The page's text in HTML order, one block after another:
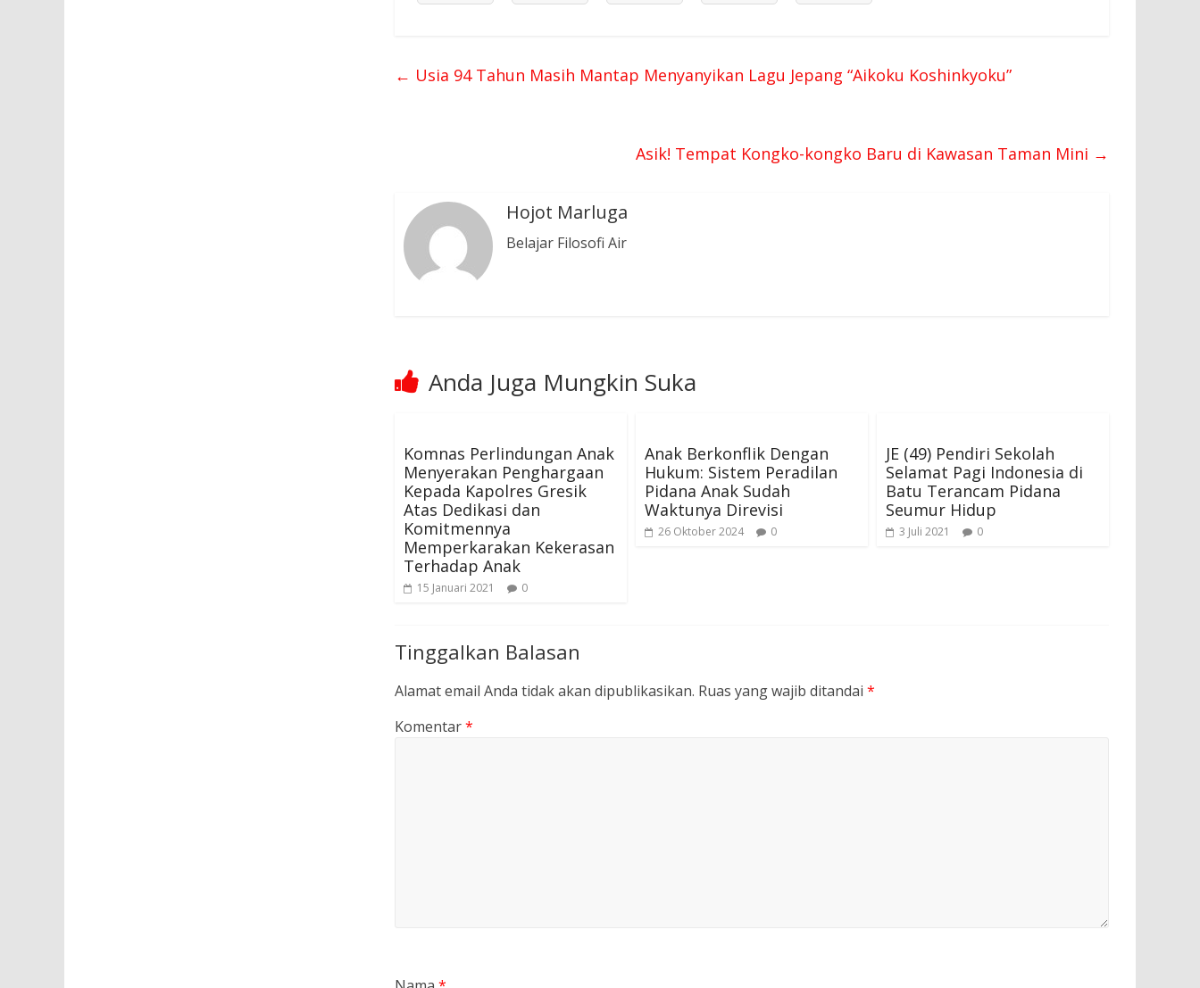
← Usia 94 Tahun Masih Mantap Menyanyikan Lagu Jepang “Aikoku Koshinkyoku”
Asik! Tempat Kongko-kongko Baru di Kawasan Taman Mini →
Hojot Marluga
Belajar Filosofi Air
Anda Juga Mungkin Suka
Komnas Perlindungan Anak
Menyerakan Penghargaan
Kepada Kapolres Gresik
Atas Dedikasi dan
Komitmennya
Memperkarakan Kekerasan
Terhadap Anak
15 Januari 2021 0
Anak Berkonflik Dengan
Hukum: Sistem Peradilan
Pidana Anak Sudah
Waktunya Direvisi
26 Oktober 2024 0
JE (49) Pendiri Sekolah
Selamat Pagi Indonesia di
Batu Terancam Pidana
Seumur Hidup
3 Juli 2021 0
Tinggalkan Balasan
Alamat email Anda tidak akan dipublikasikan. Ruas yang wajib ditandai *
Komentar*